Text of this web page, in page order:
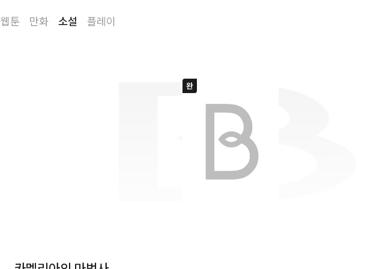
웹툰 만화 소설 플레이